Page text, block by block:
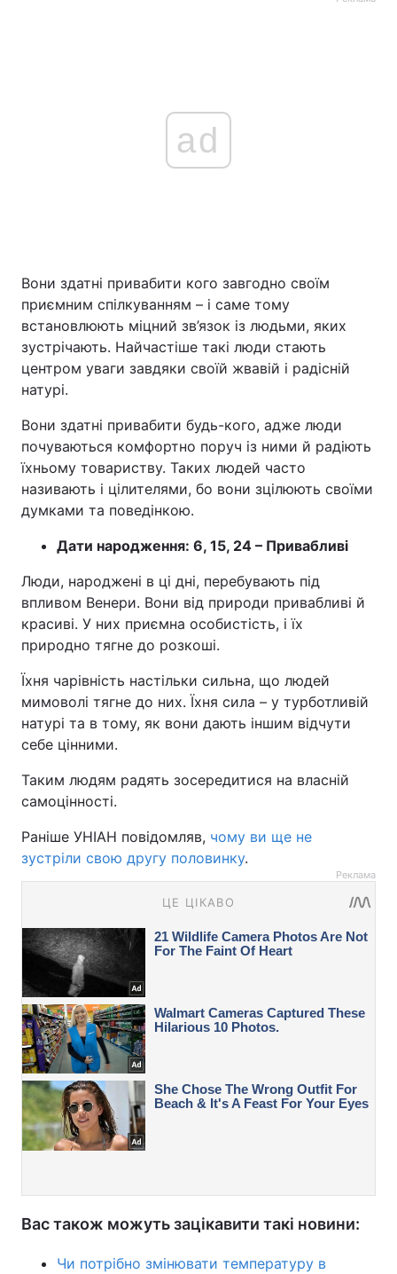
ad
Вони здатні привабити кого завгодно своїм
приємним спілкуванням – і саме тому
встановлюють міцний зв’язок із людьми, яких
зустрічають. Найчастіше такі люди стають
центром уваги завдяки своїй жвавій і радісній
натурі.
Вони здатні привабити будь-кого, адже люди
почуваються комфортно поруч із ними й радіють
їхньому товариству. Таких людей часто
називають і цілителями, бо вони зцілюють своїми
думками та поведінкою.
Дати народження: 6, 15, 24 – Привабливі
Люди, народжені в ці дні, перебувають під
впливом Венери. Вони від природи привабливі й
красиві. У них приємна особистість, і їх
природно тягне до розкоші.
Їхня чарівність настільки сильна, що людей
мимоволі тягне до них. Їхня сила – у турботливій
натурі та в тому, як вони дають іншим відчути
себе цінними.
Таким людям радять зосередитися на власній
самоцінності.
Раніше УНІАН повідомляв, чому ви ще не
зустріли свою другу половинку.
Реклама
Вас також можуть зацікавити такі новини:
Чи потрібно змінювати температуру в